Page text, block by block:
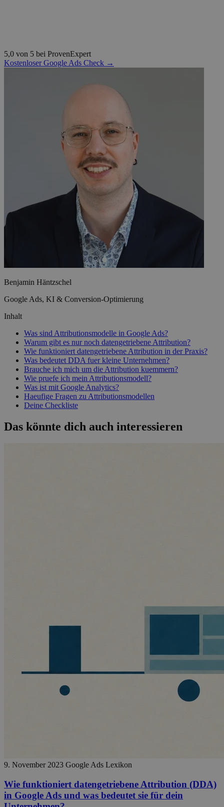
5,0 von 5 bei ProvenExpert
Kostenloser Google Ads Check →
Benjamin Häntzschel
Google Ads, KI & Conversion-Optimierung
Inhalt
Was sind Attributionsmodelle in Google Ads?
Warum gibt es nur noch datengetriebene Attribution?
Wie funktioniert datengetriebene Attribution in der Praxis?
Was bedeutet DDA fuer kleine Unternehmen?
Brauche ich mich um die Attribution kuemmern?
Wie pruefe ich mein Attributionsmodell?
Was ist mit Google Analytics?
Haeufige Fragen zu Attributionsmodellen
Deine Checkliste
Das könnte dich auch interessieren
9. November 2023 Google Ads Lexikon
Wie funktioniert datengetriebene Attribution (DDA)
in Google Ads und was bedeutet sie für dein